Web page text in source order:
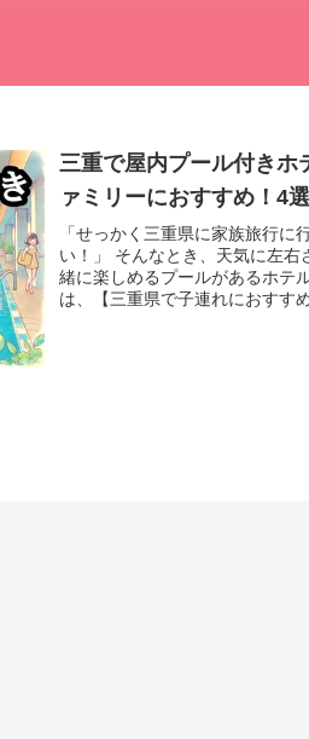
三重で屋内プール付きホ
ァミリーにおすすめ！4選
「せっかく三重県に家族旅行に
い！」 そんなとき、天気に左
緒に楽しめるプールがあるホテ
は、【三重県で子連れにおすす